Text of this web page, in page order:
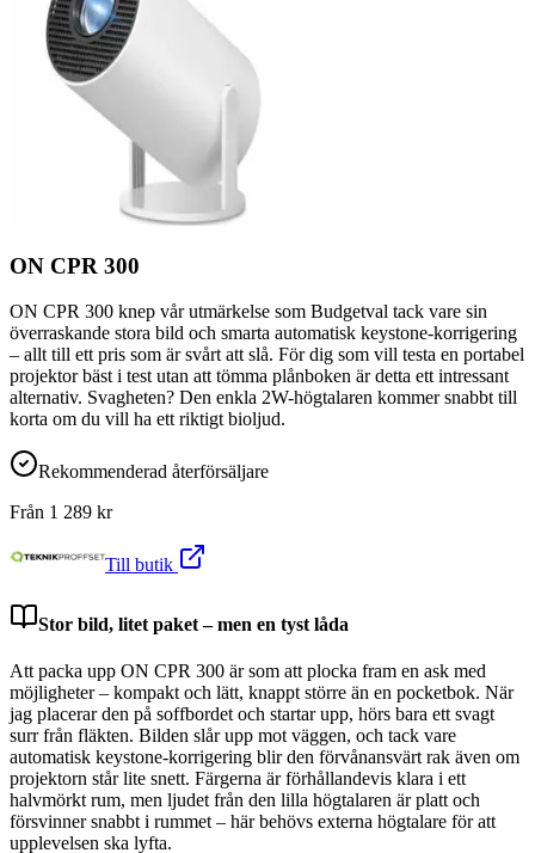
ON CPR 300
ON CPR 300 knep vår utmärkelse som Budgetval tack vare sin
överraskande stora bild och smarta automatisk keystone-korrigering
– allt till ett pris som är svårt att slå. För dig som vill testa en portabel
projektor bäst i test utan att tömma plånboken är detta ett intressant
alternativ. Svagheten? Den enkla 2W-högtalaren kommer snabbt till
korta om du vill ha ett riktigt bioljud.
Rekommenderad återförsäljare
Från 1 289 kr
Till butik
Stor bild, litet paket – men en tyst låda
Att packa upp ON CPR 300 är som att plocka fram en ask med
möjligheter – kompakt och lätt, knappt större än en pocketbok. När
jag placerar den på soffbordet och startar upp, hörs bara ett svagt
surr från fläkten. Bilden slår upp mot väggen, och tack vare
automatisk keystone-korrigering blir den förvånansvärt rak även om
projektorn står lite snett. Färgerna är förhållandevis klara i ett
halvmörkt rum, men ljudet från den lilla högtalaren är platt och
försvinner snabbt i rummet – här behövs externa högtalare för att
upplevelsen ska lyfta.